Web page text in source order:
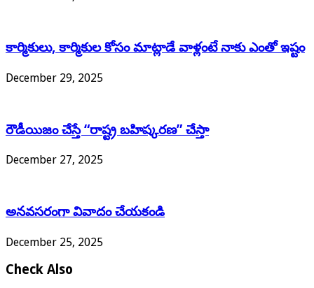
కార్మికులు, కార్మికుల కోసం మాట్లాడే వాళ్లంటే నాకు ఎంతో ఇష్టం
December 29, 2025
రౌడీయిజం చేస్తే “రాష్ట్ర బహిష్కరణ” చేస్తా
December 27, 2025
అనవసరంగా వివాదం చేయకండి
December 25, 2025
Check Also